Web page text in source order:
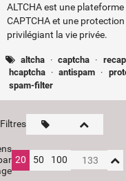
ALTCHA est une
CAPTCHA et une
privilégiant la vie privée.
altcha · captcha ·
hcaptcha · antispam ·
spam-filter
Filtres
20 50 100